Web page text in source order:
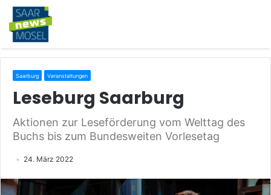
Saarburg Veranstaltungen
Leseburg Saarburg
Aktionen zur Leseförderung vom Welttag des
Buchs bis zum Bundesweiten Vorlesetag
24. März 2022